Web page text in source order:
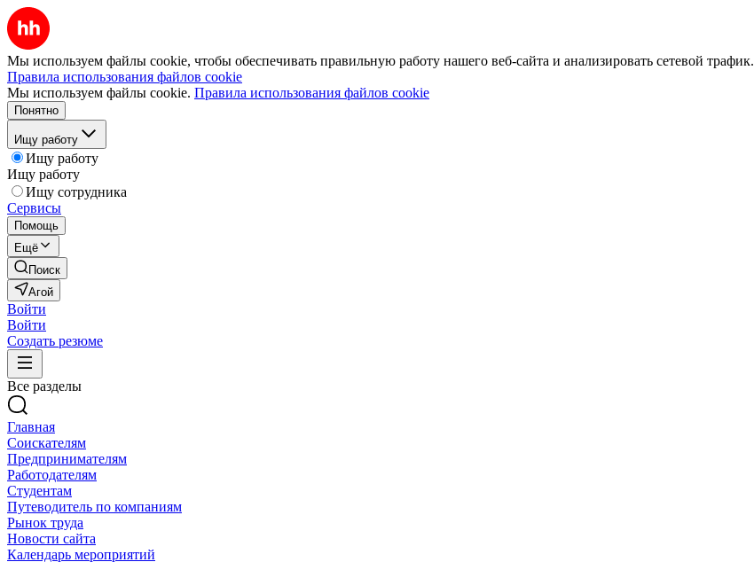
Мы используем файлы cookie, чтобы обеспечивать правильную работу нашего веб-сайта и анализировать сетевой трафик.
Правила использования файлов cookie
Мы используем файлы cookie. Правила использования файлов cookie
Понятно
Ищу работу
Ищу работу
Ищу работу
Ищу сотрудника
Сервисы
Помощь
Ещё
Поиск
Агой
Войти
Войти
Создать резюме
Все разделы
Главная
Соискателям
Предпринимателям
Работодателям
Студентам
Путеводитель по компаниям
Рынок труда
Новости сайта
Календарь мероприятий